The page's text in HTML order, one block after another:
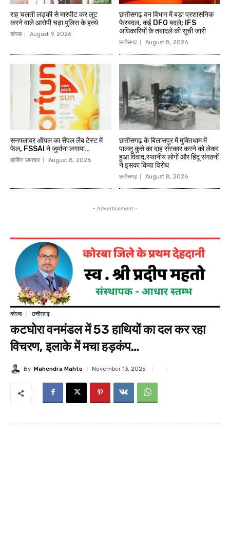
राह चलती लड़की से मारपीट कर लूट
करने वाले आरोपी चढ़ा पुलिस के हत्थे
कोरबा August 9, 2026
छत्तीसगढ़ वन विभाग में बड़ा प्रशासनिक
फेरबदल, कई DFO बदले; IFS
अधिकारियों के तबादले की सूची जारी
छत्तीसगढ़ August 8, 2026
सनफ्लावर ऑयल का सैंपल लैब टेस्ट में
फेल, FSSAI ने जुर्माना लगाया…
ब्रेकिंग समाचार August 8, 2026
छत्तीसगढ़ के बिलासपुर में मुक्तिधाम में
पालतू कुत्ते का दाह संस्कार करने को लेकर
हुआ विवाद,स्थानीय लोगों और हिंदू संगठनों
ने इसका किया विरोध
छत्तीसगढ़ August 8, 2026
- Advertisement -